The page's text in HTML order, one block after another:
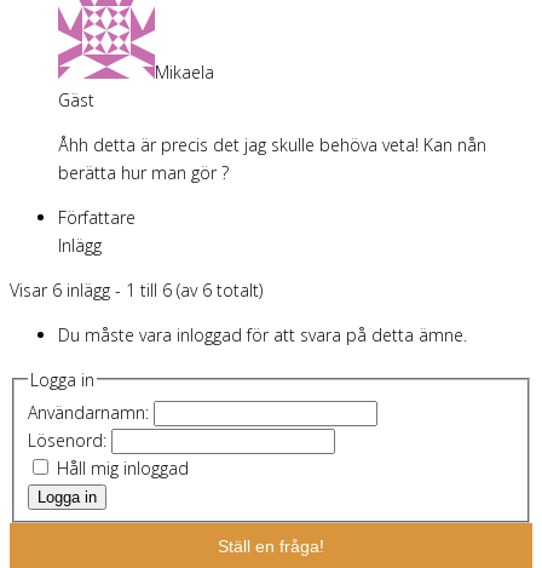
Mikaela
Gäst
Åhh detta är precis det jag skulle behöva veta! Kan nån
berätta hur man gör ?
Författare
Inlägg
Visar 6 inlägg - 1 till 6 (av 6 totalt)
Du måste vara inloggad för att svara på detta ämne.
Logga in
Användarnamn:
Lösenord:
Håll mig inloggad
Logga in
Ställ en fråga!